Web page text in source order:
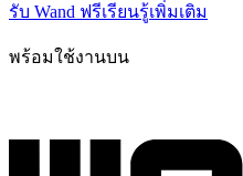
รับ Wand ฟรีเรียนรู้เพิ่มเติม
พร้อมใช้งานบน